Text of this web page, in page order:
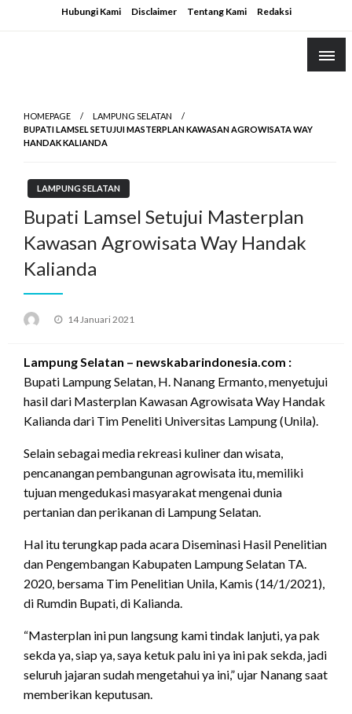
to
Hubungi Kami Disclaimer Tentang Kami Redaksi
HOMEPAGE
LAMPUNG SELATAN
BUPATI LAMSEL SETUJUI MASTERPLAN KAWASAN AGROWISATA WAY
HANDAK KALIANDA
LAMPUNG SELATAN
Bupati Lamsel Setujui Masterplan
Kawasan Agrowisata Way Handak
Kalianda
Posted
14 Januari 2021
Lampung Selatan – newskabarindonesia.com :
Bupati Lampung Selatan, H. Nanang Ermanto, menyetujui
hasil dari Masterplan Kawasan Agrowisata Way Handak
Kalianda dari Tim Peneliti Universitas Lampung (Unila).
Selain sebagai media rekreasi kuliner dan wisata,
pencanangan pembangunan agrowisata itu, memiliki
tujuan mengedukasi masyarakat mengenai dunia
pertanian dan perikanan di Lampung Selatan.
Hal itu terungkap pada acara Diseminasi Hasil Penelitian
dan Pengembangan Kabupaten Lampung Selatan TA.
2020, bersama Tim Penelitian Unila, Kamis (14/1/2021),
di Rumdin Bupati, di Kalianda.
“Masterplan ini pun langsung kami tindak lanjuti, ya pak
sekda ya, siap ya, saya ketuk palu ini ya ini pak sekda, jadi
seluruh jajaran sudah mengetahui ya ini,” ujar Nanang saat
memberikan keputusan.